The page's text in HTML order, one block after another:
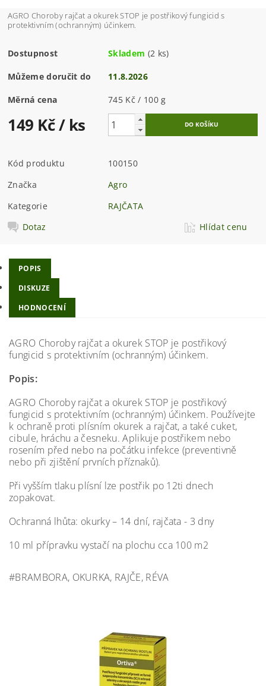
AGRO Choroby rajčat a okurek STOP je postřikový fungicid s
protektivním (ochranným) účinkem.
Dostupnost Skladem (2 ks)
Můžeme doručit do 11.8.2026
Měrná cena 745 Kč / 100 g
149 Kč/ ks
Kód produktu
100150
Značka
Agro
Kategorie
RAJČATA
Dotaz
Hlídat cenu
POPIS
DISKUZE
HODNOCENÍ
AGRO Choroby rajčat a okurek STOP je postřikový
fungicid s protektivním (ochranným) účinkem.
Popis:
AGRO Choroby rajčat a okurek STOP je postřikový
fungicid s protektivním (ochranným) účinkem. Používejte
k ochraně proti plísním okurek a rajčat, a také cuket,
cibule, hráchu a česneku. Aplikuje postřikem nebo
rosením před nebo na počátku infekce (preventivně
nebo při zjištění prvních příznaků).
Při vyšším tlaku plísní lze postřik po 12ti dnech
zopakovat.
Ochranná lhůta: okurky – 14 dní, rajčata - 3 dny
10 ml přípravku vystačí na plochu cca 100 m2
#BRAMBORA, OKURKA, RAJČE, RÉVA